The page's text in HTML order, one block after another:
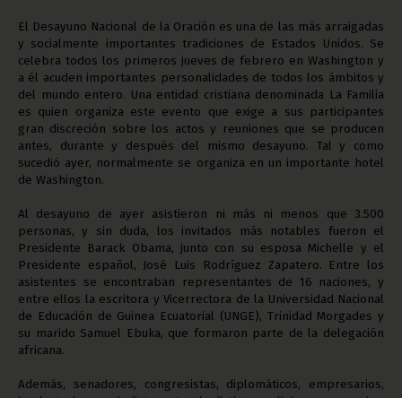
El Desayuno Nacional de la Oración es una de las más arraigadas
y socialmente importantes tradiciones de Estados Unidos. Se
celebra todos los primeros jueves de febrero en Washington y
a él acuden importantes personalidades de todos los ámbitos y
del mundo entero. Una entidad cristiana denominada La Familia
es quien organiza este evento que exige a sus participantes
gran discreción sobre los actos y reuniones que se producen
antes, durante y después del mismo desayuno. Tal y como
sucedió ayer, normalmente se organiza en un importante hotel
de Washington.
Al desayuno de ayer asistieron ni más ni menos que 3.500
personas, y sin duda, los invitados más notables fueron el
Presidente Barack Obama, junto con su esposa Michelle y el
Presidente español, José Luis Rodríguez Zapatero. Entre los
asistentes se encontraban representantes de 16 naciones, y
entre ellos la escritora y Vicerrectora de la Universidad Nacional
de Educación de Guinea Ecuatorial (UNGE), Trinidad Morgades y
su marido Samuel Ebuka, que formaron parte de la delegación
africana.
Además, senadores, congresistas, diplomáticos, empresarios,